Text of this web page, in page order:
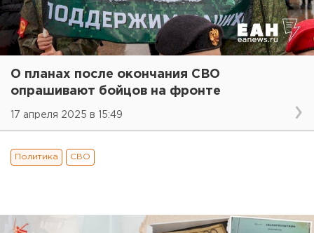
О планах после окончания СВО
опрашивают бойцов на фронте
17 апреля 2025 в 15:49
Политика СВО